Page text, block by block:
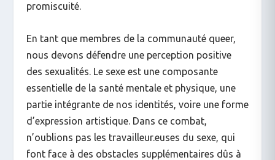
promiscuité.
En tant que membres de la communauté queer,
nous devons défendre une perception positive
des sexualités. Le sexe est une composante
essentielle de la santé mentale et physique, une
partie intégrante de nos identités, voire une forme
d’expression artistique. Dans ce combat,
n’oublions pas les travailleur.euses du sexe, qui
font face à des obstacles supplémentaires dûs à